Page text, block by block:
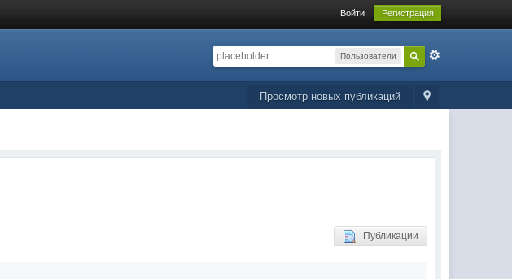
Войти Регистрация
Пользователи
Просмотр новых публикаций
Публикации